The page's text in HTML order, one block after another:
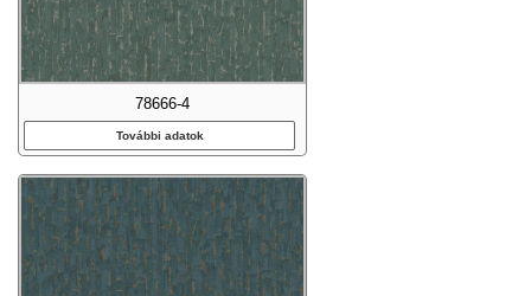
78666-4
További adatok